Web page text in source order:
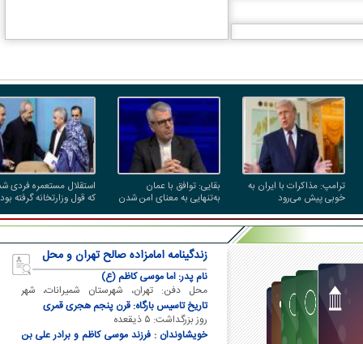
ترامپ: مذاکرات با ایران به
خوبی پیش می‌رود
بقایی: توافق با عمان
به‌تنهایی به معنای امن شدن
تنگه هرمز برای کشتی‌های
عبوری نیست
استقلال مستعمره فردی
که قول وزارتخانه گرفته
رئیس‌جمهور یک بدهی
انتخاباتی داشت، باشگاه را
زندگینامه امامزاده صالح تهران و محل
دفن ایشان
نام پدر: اما موسی کاظم (ع)
محل دفن: تهران، شهرستان شمیرانات، شهر
تجریش
تاریخ تاسیس بارگاه: قرن پنجم هجری قمری
روز بزرگداشت: ۵ ذیقعده
خویشاوندان : فرزند موسی کاظم و برادر علی بن
کاریکاتور/ همنشینی شهرام دبیری و
پنگوئن‌های قطب جنوب
کاریکاتور/ واکنش پزشکیان به گرانی
چی کاره بیدم این وسط؟